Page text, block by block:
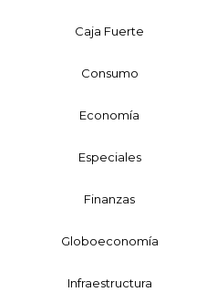
Caja Fuerte
Consumo
Economía
Especiales
Finanzas
Globoeconomía
Infraestructura